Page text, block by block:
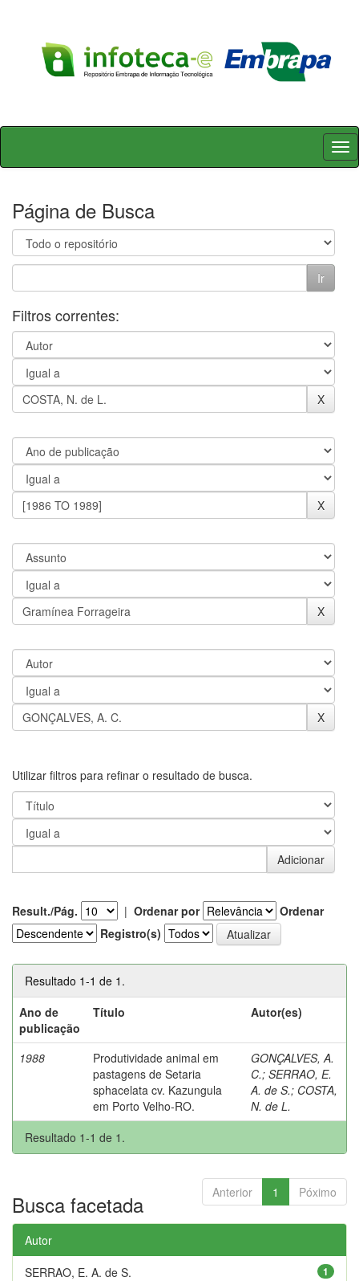
Skip
Página de Busca
Filtros correntes:
Utilizar filtros para refinar o resultado de busca.
Result./Pág. | Ordenar por
Ordenar
Registro(s)
Resultado 1-1 de 1.
Ano de
publicação
Título Autor(es)
1988
Produtividade animal em
pastagens de Setaria
sphacelata cv. Kazungula
em Porto Velho-RO.
GONÇALVES, A.
C.; SERRAO, E.
A. de S.; COSTA,
N. de L.
Resultado 1-1 de 1.
Anterior 1 Póximo
Busca facetada
Autor
1
SERRAO, E. A. de S.